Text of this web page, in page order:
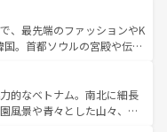
ており、サーフィンやダイ
トドア好きにはたまらな
力を存分に味わいつくそ
台湾東部など、都市の喧騒
、訪れる人に新しい発見と
、奥深い台湾の食文化も魅
ど、バラエティ豊かな料理
台湾情報は コンテンツ一覧を参
、最先端のファッションやK
。首都ソウルの宮殿や伝統
々の自然美を楽しむことが
、絶品のストリートフード
っている。夜には、韓国な
的なベトナム。南北に細長
風景や青々とした山々、世